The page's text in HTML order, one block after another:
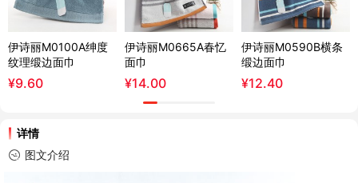
伊诗丽M0100A绅度
纹理缎边面巾
¥9.60
伊诗丽M0665A春忆
面巾
¥14.00
伊诗丽M0590B横条
缎边面巾
¥12.40
详情
图文介绍